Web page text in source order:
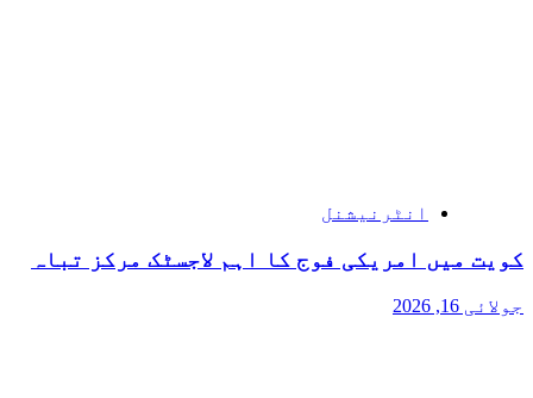
انٹرنیشنل
کویت میں امریکی فوج کا اہم لاجسٹک مرکز تباہ
جولائی 16, 2026